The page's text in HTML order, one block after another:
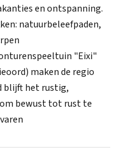
en ontspanning.
natuurbeleefpaden,
"Eixi"
maken de regio
blijft het rustig,
bewust tot rust te